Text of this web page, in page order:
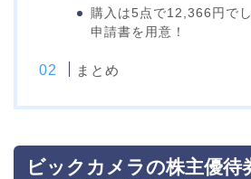
購入は5点で12,366円で
申請書を用意！
まとめ
ビックカメラの株主優待